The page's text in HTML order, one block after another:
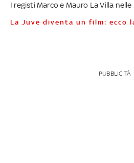
I registi Marco e Mauro La Villa
La Juve diventa un film: ecco
PUBBLICITÀ